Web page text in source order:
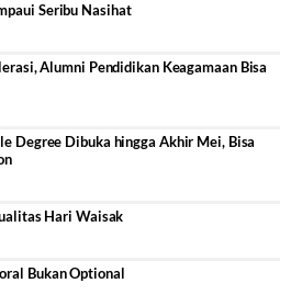
Seribu Nasihat
Alumni Pendidikan Keagamaan Bisa
Degree Dibuka hingga Akhir Mei, Bisa
Hari Waisak
Bukan Optional